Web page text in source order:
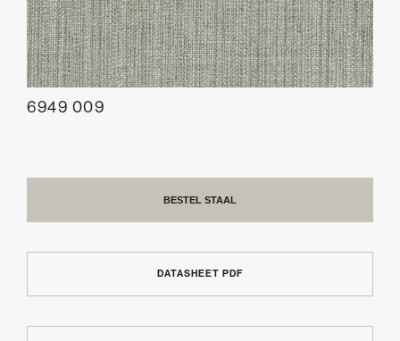
6949 009
BESTEL STAAL
DATASHEET PDF